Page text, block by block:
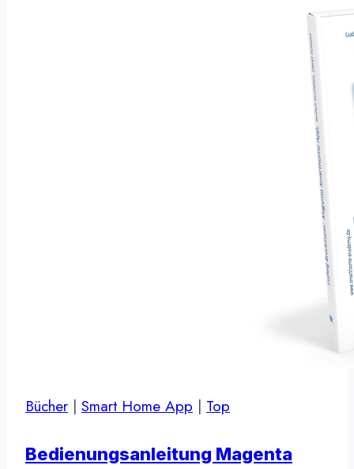
Bücher | Smart Home App | Top
Bedienungsanleitung Magenta